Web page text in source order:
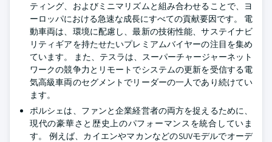
ティング、およびミニマリズムと組み合わせることで、ヨ
ーロッパにおける急速な成長にすべての貢献要因です。 電
動車両は、環境に配慮し、最新の技術性能、サステイナビ
リティギアを持たせたいプレミアムバイヤーの注目を集め
ています。 また、テスラは、スーパーチャージャーネット
ワークの競争力とリモートでシステムの更新を受信する電
気高級車両のセグメントでリーダーの一人であり続けてい
ます。
ポルシェは、ファンと企業経営者の両方を捉えるために、
現代の豪華さと歴史上のパフォーマンスを統合していま
す。 例えば、カイエンやマカンなどのSUVモデルでオーデ